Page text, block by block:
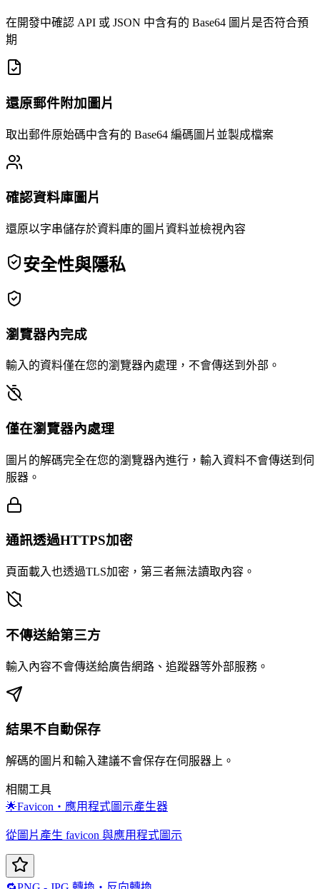
在開發中確認 API 或 JSON 中含有的 Base64 圖片是否符合預
期
還原郵件附加圖片
取出郵件原始碼中含有的 Base64 編碼圖片並製成檔案
確認資料庫圖片
還原以字串儲存於資料庫的圖片資料並檢視內容
安全性與隱私
瀏覽器內完成
輸入的資料僅在您的瀏覽器內處理，不會傳送到外部。
僅在瀏覽器內處理
圖片的解碼完全在您的瀏覽器內進行，輸入資料不會傳送到伺
服器。
通訊透過HTTPS加密
頁面載入也透過TLS加密，第三者無法讀取內容。
不傳送給第三方
輸入內容不會傳送給廣告網路、追蹤器等外部服務。
結果不自動保存
解碼的圖片和輸入建議不會保存在伺服器上。
相關工具
🌟Favicon・應用程式圖示產生器
從圖片產生 favicon 與應用程式圖示